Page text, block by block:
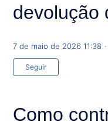
devolução
7 de maio de 2026 11:38
Seguir
Como